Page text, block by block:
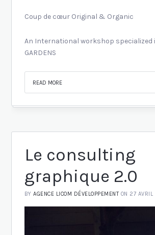
Coup de cœur Original & Organic
An International workshop specialized
GARDENS
READ MORE
Le consulting
graphique 2.0
BYAGENCE LICOM DÉVELOPPEMENT ON 27 AVRIL